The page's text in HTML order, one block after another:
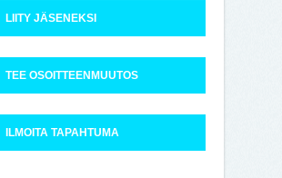
LIITY JÄSENEKSI
TEE OSOITTEENMUUTOS
ILMOITA TAPAHTUMA